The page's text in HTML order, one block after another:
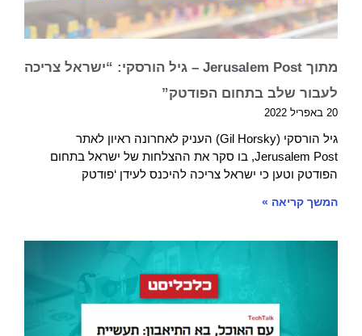
מתוך Jerusalem Post – גיל הורסקי: “ישראל צריכה
לעבור שלב בתחום הפודטק”
20 באפריל 2022
גיל הורסקי (Gil Horsky) העניק לאחרונה ראיון לאתר
Jerusalem Post, בו סקר את ההצלחות של ישראל בתחום
הפודטק וטען כי ישראל צריכה להיכנס לעידן ‘פודטק
המשך קריאה »